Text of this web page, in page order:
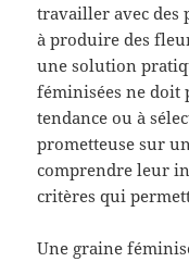
travailler avec des
à produire des
une solution
féminisées ne doit
tendance ou à
prometteuse sur
comprendre leur
critères qui
Une graine